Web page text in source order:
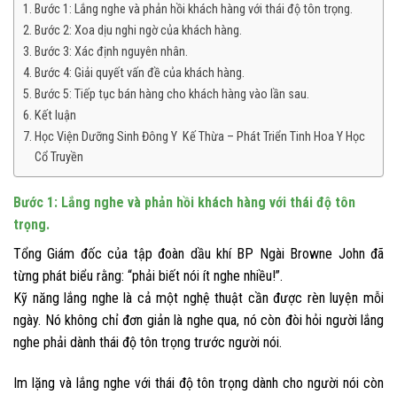
Bước 1: Lắng nghe và phản hồi khách hàng với thái độ tôn trọng.
Bước 2: Xoa dịu nghi ngờ của khách hàng.
Bước 3: Xác định nguyên nhân.
Bước 4: Giải quyết vấn đề của khách hàng.
Bước 5: Tiếp tục bán hàng cho khách hàng vào lần sau.
Kết luận
Học Viện Dưỡng Sinh Đông Y Kế Thừa – Phát Triển Tinh Hoa Y Học
Cổ Truyền
Bước 1: Lắng nghe và phản hồi khách hàng với thái độ tôn
trọng.
Tổng Giám đốc của tập đoàn dầu khí BP Ngài Browne John đã
từng phát biểu rằng: “phải biết nói ít nghe nhiều!”.
Kỹ năng lắng nghe là cả một nghệ thuật cần được rèn luyện mỗi
ngày. Nó không chỉ đơn giản là nghe qua, nó còn đòi hỏi người lắng
nghe phải dành thái độ tôn trọng trước người nói.
Im lặng và lắng nghe với thái độ tôn trọng dành cho người nói còn